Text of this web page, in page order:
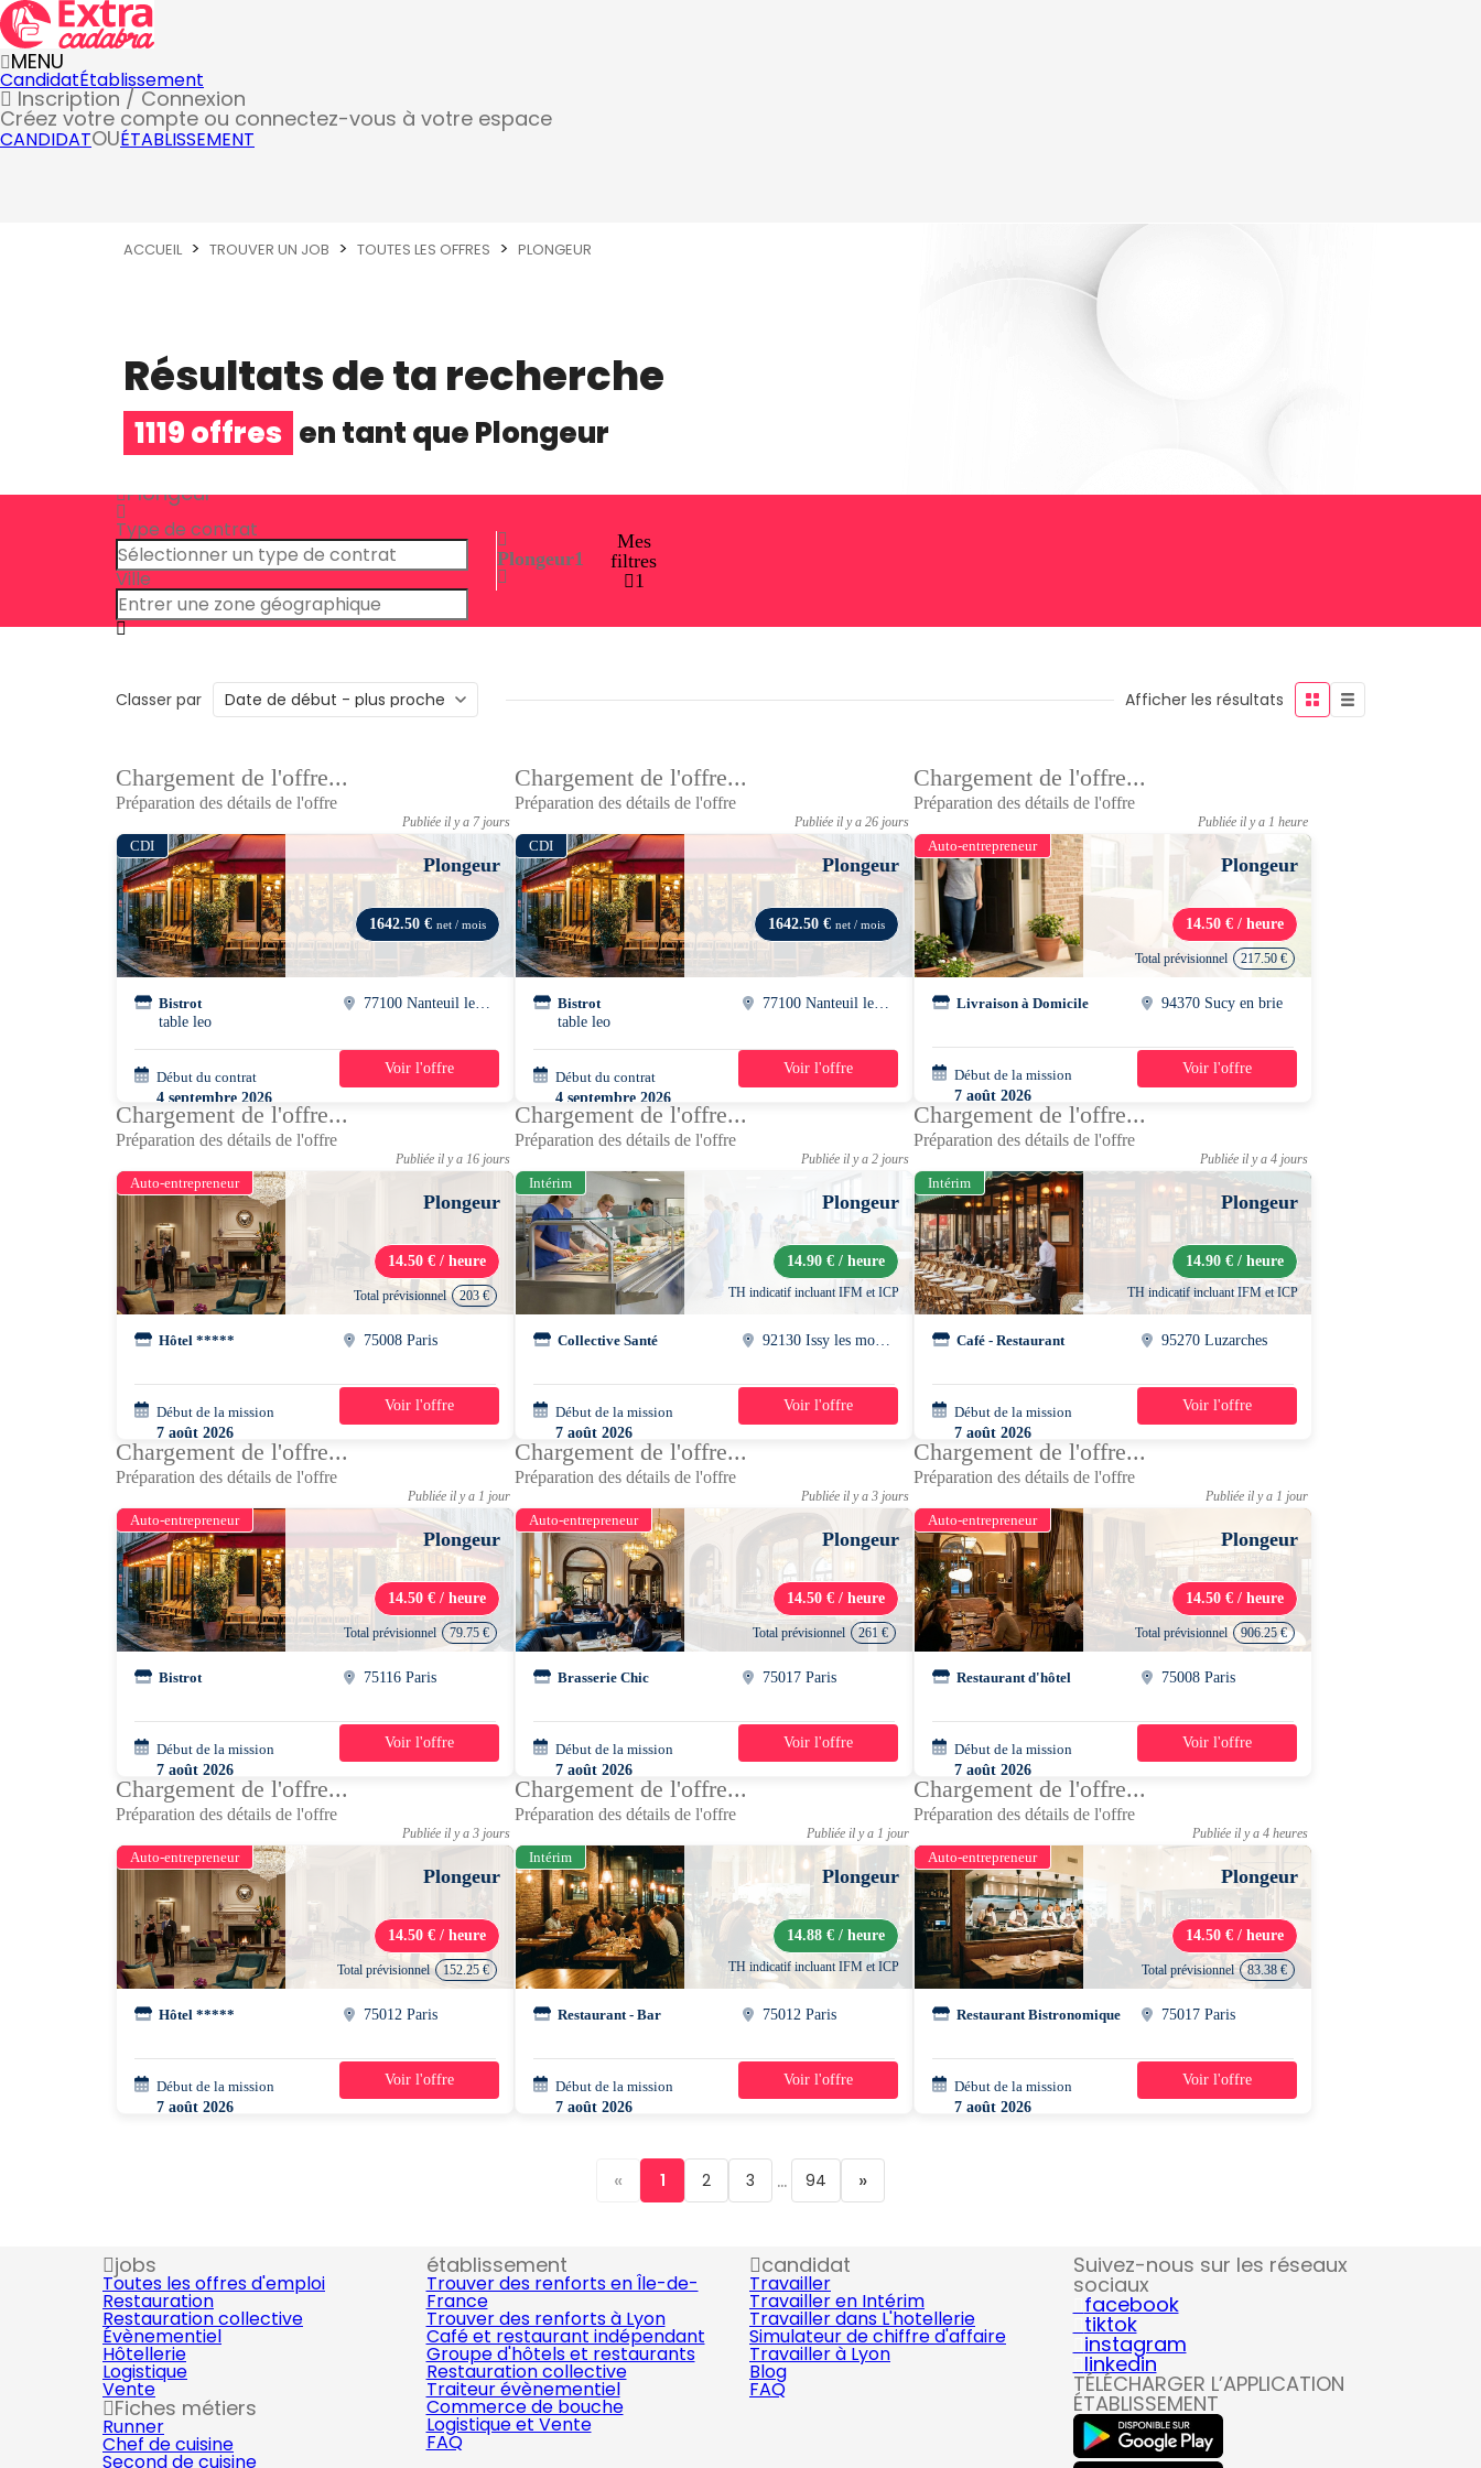
MENU
CandidatÉtablissement
Inscription / Connexion
Créez votre compte ou connectez-vous à votre espace
CANDIDATOUÉTABLISSEMENT
ACCUEIL TROUVER UN JOB TOUTES LES OFFRES PLONGEUR
Résultats de ta recherche
1119 offres en tant quePlongeur
Plongeur
Type de contrat
Ville
Plongeur1
Mes
filtres
1
Classer par Afficher les résultats
Chargement de l'offre...
Préparation des détails de l'offre
Publiée il y a 7 jours
CDI
Plongeur
1642.50 € net / mois
Bistrot
table leo
Début du contrat
4 septembre 2026
39h/semaine
Voir l'offre
Chargement de l'offre...
Préparation des détails de l'offre
Publiée il y a 26 jours
CDI
Plongeur
1642.50 € net / mois
Bistrot
table leo
Début du contrat
4 septembre 2026
39h/semaine
Voir l'offre
Chargement de l'offre...
Préparation des détails de l'offre
Publiée il y a 1 heure
Auto-entrepreneur
Plongeur
14.50 € / heure
Total prévisionnel 217.50 €
Livraison à Domicile 94370 Sucy en brie
Début de la mission
7 août 2026
07h00 - 15h30
2 jours
Voir l'offre
Chargement de l'offre...
Préparation des détails de l'offre
Publiée il y a 16 jours
Auto-entrepreneur
Plongeur
14.50 € / heure
Total prévisionnel 203 €
Hôtel ***** 75008 Paris
Début de la mission
7 août 2026
07h00 - 14h30
2 jours
Voir l'offre
Chargement de l'offre...
Préparation des détails de l'offre
Publiée il y a 2 jours
Intérim
Plongeur
14.90 € / heure
TH indicatif incluant IFM et ICP
Collective Santé
Début de la mission
7 août 2026
09h00 - 15h30
1 jour
Voir l'offre
Chargement de l'offre...
Préparation des détails de l'offre
Publiée il y a 4 jours
Intérim
Plongeur
14.90 € / heure
TH indicatif incluant IFM et ICP
Café - Restaurant 95270 Luzarches
Début de la mission
7 août 2026
09h00 - 17h00
1 jour
Voir l'offre
Chargement de l'offre...
Préparation des détails de l'offre
Publiée il y a 1 jour
Auto-entrepreneur
Plongeur
14.50 € / heure
Total prévisionnel 79.75 €
Bistrot 75116 Paris
Début de la mission
7 août 2026
10h00 - 16h00
1 jour
Voir l'offre
Chargement de l'offre...
Préparation des détails de l'offre
Publiée il y a 3 jours
Auto-entrepreneur
Plongeur
14.50 € / heure
Total prévisionnel 261 €
Brasserie Chic 75017 Paris
Début de la mission
7 août 2026
15h00 - 00h30
2 jours
Voir l'offre
Chargement de l'offre...
Préparation des détails de l'offre
Publiée il y a 1 jour
Auto-entrepreneur
Plongeur
14.50 € / heure
Total prévisionnel 906.25 €
Restaurant d'hôtel 75008 Paris
Début de la mission
7 août 2026
15h30 - 22h30
1 mois
Voir l'offre
Chargement de l'offre...
Préparation des détails de l'offre
Publiée il y a 3 jours
Auto-entrepreneur
Plongeur
14.50 € / heure
Total prévisionnel 152.25 €
Hôtel ***** 75012 Paris
Début de la mission
7 août 2026
1 jour
Voir l'offre
Chargement de l'offre...
Préparation des détails de l'offre
Publiée il y a 1 jour
Intérim
Plongeur
14.88 € / heure
TH indicatif incluant IFM et ICP
Restaurant - Bar 75012 Paris
Début de la mission
7 août 2026
1 jour
Voir l'offre
Chargement de l'offre...
Préparation des détails de l'offre
Publiée il y a 4 heures
Auto-entrepreneur
Plongeur
14.50 € / heure
Total prévisionnel 83.38 €
Restaurant Bistronomique 75017 Paris
Début de la mission
7 août 2026
1 jour
Voir l'offre
« 1 2 3 ... 94 »
jobs
Toutes les offres d'emploi
Restauration
Restauration collective
Évènementiel
Hôtellerie
Logistique
Vente
Fiches métiers
Runner
Chef de cuisine
Second de cuisine
établissement
Trouver des renforts en Île-de-
France
Trouver des renforts à Lyon
Café et restaurant indépendant
Groupe d'hôtels et restaurants
Restauration collective
Traiteur évènementiel
Commerce de bouche
Logistique et Vente
FAQ
candidat
Travailler
Travailler en Intérim
Travailler dans L'hotellerie
Simulateur de chiffre d'affaire
Travailler à Lyon
Blog
FAQ
Suivez-nous sur les réseaux
sociaux
facebook
tiktok
instagram
linkedin
TÉLÉCHARGER L’APPLICATION
ÉTABLISSEMENT